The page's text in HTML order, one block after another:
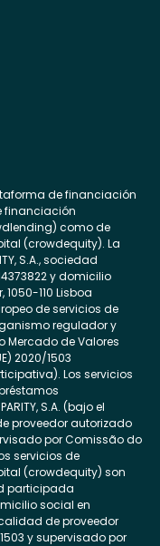
de financiación
financiación
como de
(crowdequity). La
S.A., sociedad
y domicilio
1050-110 Lisboa
de servicios de
regulador y
Mercado de Valores
2020/1503
Los servicios
S.A. (bajo el
proveedor autorizado
por Comissão do
servicios de
(crowdequity) son
participada
social en
de proveedor
y supervisado por